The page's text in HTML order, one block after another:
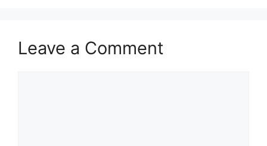
Leave a Comment